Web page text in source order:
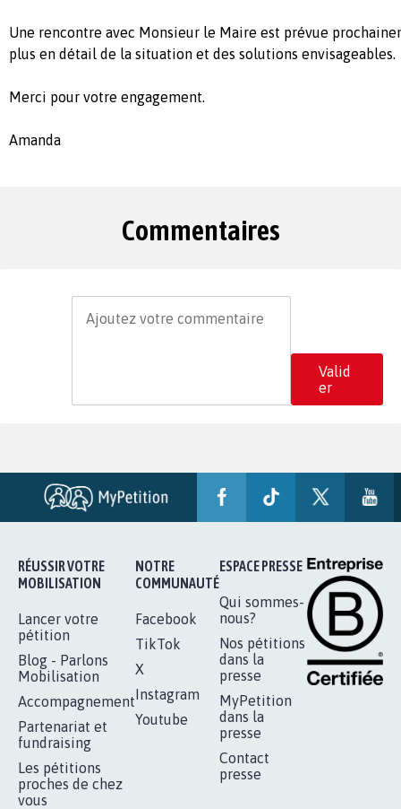
Une rencontre avec Monsieur le Maire est prévue
plus en détail de la situation et des solutions envisageables.
Merci pour votre engagement.
Amanda
Commentaires
Valid
er
RÉUSSIR VOTRE
MOBILISATION
Lancer votre
pétition
Blog - Parlons
Mobilisation
Accompagnement
Partenariat et
fundraising
Les pétitions
proches de chez
vous
NOTRE
COMMUNAUTÉ
Facebook
TikTok
X
Instagram
Youtube
ESPACE PRESSE
Qui sommes-
nous?
Nos pétitions
dans la
presse
MyPetition
dans la
presse
Contact
presse